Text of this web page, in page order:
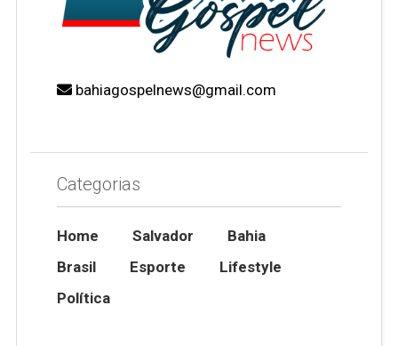
bahiagospelnews@gmail.com
Categorias
Home Salvador
Bahia
Brasil
Esporte
Lifestyle
Política